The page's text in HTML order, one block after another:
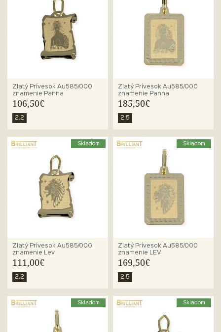
Zlatý Prívesok Au585/000
znamenie Panna
106,50€
2.2
Zlatý Prívesok Au585/000
znamenie Panna
185,50€
2.5
Skladom
Zlatý Prívesok Au585/000
znamenie Lev
111,00€
2.2
Skladom
Zlatý Prívesok Au585/000
znamenie LEV
169,50€
2.5
Skladom Skladom